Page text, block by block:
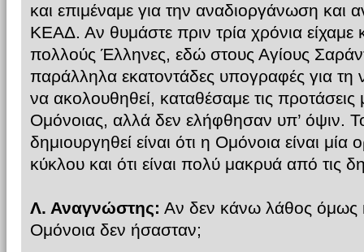
και επιμέναμε για την αναδιοργάνωση και
ΚΕΑΔ. Αν θυμάστε πριν τρία χρόνια είχαμε
πολλούς Έλληνες, εδώ στους Αγίους
παράλληλα εκατοντάδες υπογραφές για τη
να ακολουθηθεί, καταθέσαμε τις προτάσεις
Ομόνοιας, αλλά δεν ελήφθησαν υπ’ όψιν.
δημιουργηθεί είναι ότι η Ομόνοια είναι
κύκλου και ότι είναι πολύ μακρυά από τις
Λ. Αναγνώστης: Αν δεν κάνω λάθος όμως
Ομόνοια δεν ήσασταν;